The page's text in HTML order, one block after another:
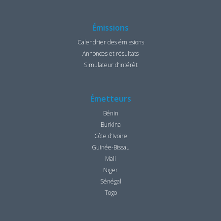
Émissions
Calendrier des émissions
Annonces et résultats
Simulateur d’intérêt
Émetteurs
Bénin
Burkina
Côte d’Ivoire
Guinée-Bissau
Mali
Niger
Sénégal
Togo